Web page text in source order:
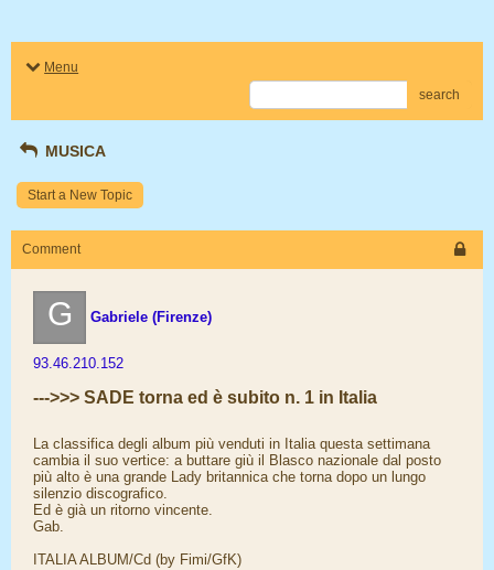
Menu
search
MUSICA
Start a New Topic
Comment
G Gabriele (Firenze)
93.46.210.152
--->>> SADE torna ed è subito n. 1 in Italia
La classifica degli album più venduti in Italia questa settimana
cambia il suo vertice: a buttare giù il Blasco nazionale dal posto
più alto è una grande Lady britannica che torna dopo un lungo
silenzio discografico.
Ed è già un ritorno vincente.
Gab.
ITALIA ALBUM/Cd (by Fimi/GfK)